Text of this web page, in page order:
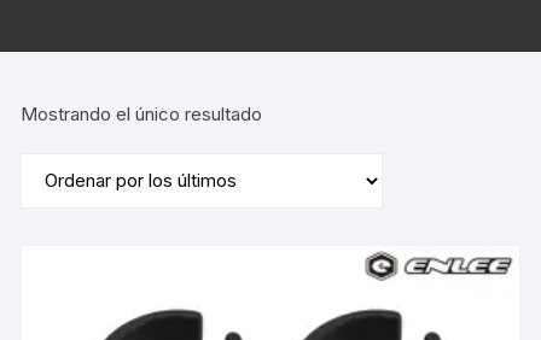
Mostrando el único resultado